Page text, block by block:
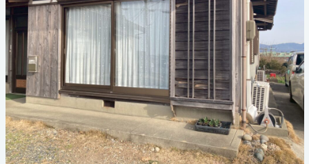
お見積り・お問い合わせ
個人情報保護方針
サイトマップ
代表電話
059-324-3068